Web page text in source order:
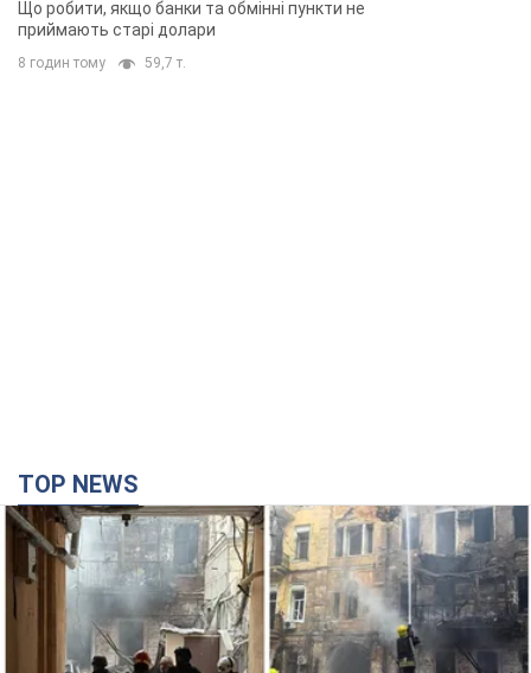
Що робити, якщо банки та обмінні пункти не
приймають старі долари
8 годин тому 59,7 т.
TOP NEWS